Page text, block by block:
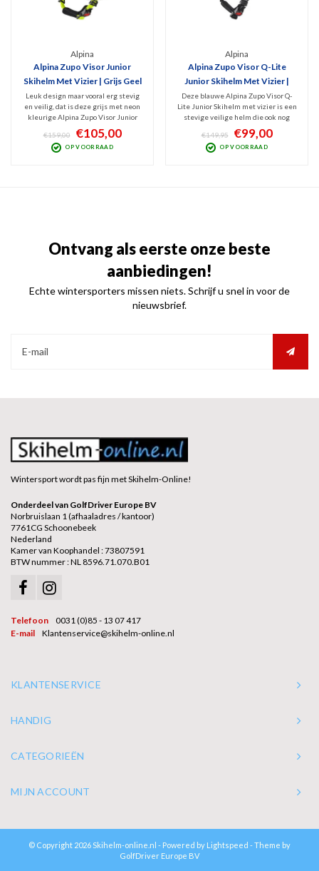
Alpina
Alpina Zupo Visor Junior
Skihelm Met Vizier | Grijs Geel
Leuk design maar vooral erg stevig
en veilig, dat is deze grijs met neon
kleurige Alpina Zupo Visor Junior
Skihelm. Het geklungel met een
losse skibril is dankzij deze fijne
vizierhelm voorgoed verleden tijd.
€159,00 €105,00
OP VOORRAAD
Alpina
Alpina Zupo Visor Q-Lite
Junior Skihelm Met Vizier |
Blauw
Deze blauwe Alpina Zupo Visor Q-
Lite Junior Skihelm met vizier is een
stevige veilige helm die ook nog
leuk is vormgegeven. Het geklungel
met een losse skibril is dankzij het
vizier voorgoed verleden tijd.
€149,95 €99,00
OP VOORRAAD
Ontvang als eerste onze beste
aanbiedingen!
Echte wintersporters missen niets. Schrijf u snel in voor de
nieuwsbrief.
Wintersport wordt pas fijn met Skihelm-Online!
Onderdeel van GolfDriver Europe BV
Norbruislaan 1 (afhaaladres / kantoor)
7761CG Schoonebeek
Nederland
Kamer van Koophandel : 73807591
BTW nummer : NL 8596.71.070.B01
Telefoon
0031 (0)85 - 13 07 417
E-mail
Klantenservice@skihelm-online.nl
KLANTENSERVICE
HANDIG
CATEGORIEËN
MIJN ACCOUNT
© Copyright 2026 Skihelm-online.nl - Powered by Lightspeed - Theme by
GolfDriver Europe BV